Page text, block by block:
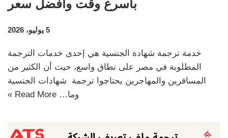
بأسرع وقت وأفضل سعر
5 يوليو، 2026
خدمة ترجمة شهادة الجنسية هي إحدى خدمات الترجمة
المطلوبة في مصر على نطاق واسع، حيث أن الكثير من
المسافرين والمهاجرين يحتاجوا ترجمة شهادات الجنسية
وما… Read More »